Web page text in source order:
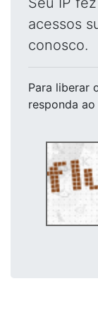
acessos
conosco.
Para liberar
responda